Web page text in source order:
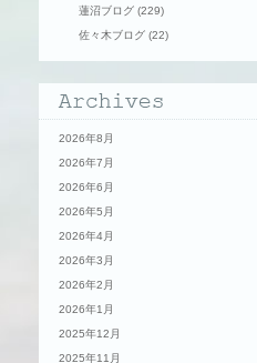
蓮沼ブログ (229)
佐々木ブログ (22)
2026年8月
2026年7月
2026年6月
2026年5月
2026年4月
2026年3月
2026年2月
2026年1月
2025年12月
2025年11月